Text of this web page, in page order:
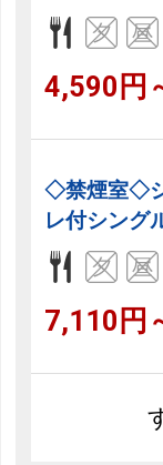
4,590円
◇禁煙室◇
レ付シング
7,110円